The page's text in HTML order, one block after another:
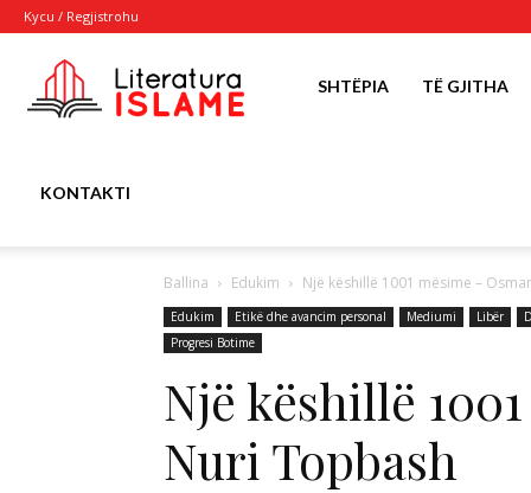
Kycu / Regjistrohu
LiteraturaSHTËPIA TË GJITHA
KONTAKTI
Ballina Edukim Një këshillë 1001 mësime –
Edukim Etikë dhe avancim personal Mediumi Libër
Progresi Botime
Një këshillë
Nuri Topbash